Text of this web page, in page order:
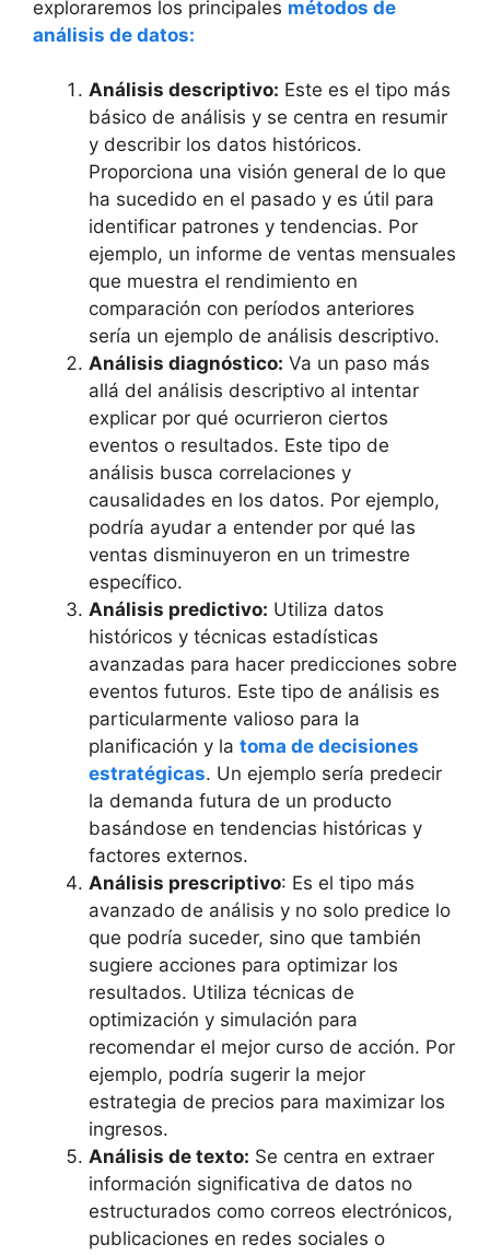
exploraremos los principales métodos de
análisis de datos:
Análisis descriptivo: Este es el tipo más
básico de análisis y se centra en resumir
y describir los datos históricos.
Proporciona una visión general de lo que
ha sucedido en el pasado y es útil para
identificar patrones y tendencias. Por
ejemplo, un informe de ventas mensuales
que muestra el rendimiento en
comparación con períodos anteriores
sería un ejemplo de análisis descriptivo.
Análisis diagnóstico: Va un paso más
allá del análisis descriptivo al intentar
explicar por qué ocurrieron ciertos
eventos o resultados. Este tipo de
análisis busca correlaciones y
causalidades en los datos. Por ejemplo,
podría ayudar a entender por qué las
ventas disminuyeron en un trimestre
específico.
Análisis predictivo: Utiliza datos
históricos y técnicas estadísticas
avanzadas para hacer predicciones sobre
eventos futuros. Este tipo de análisis es
particularmente valioso para la
planificación y la toma de decisiones
estratégicas. Un ejemplo sería predecir
la demanda futura de un producto
basándose en tendencias históricas y
factores externos.
Análisis prescriptivo: Es el tipo más
avanzado de análisis y no solo predice lo
que podría suceder, sino que también
sugiere acciones para optimizar los
resultados. Utiliza técnicas de
optimización y simulación para
recomendar el mejor curso de acción. Por
ejemplo, podría sugerir la mejor
estrategia de precios para maximizar los
ingresos.
Análisis de texto: Se centra en extraer
información significativa de datos no
estructurados como correos electrónicos,
publicaciones en redes sociales o